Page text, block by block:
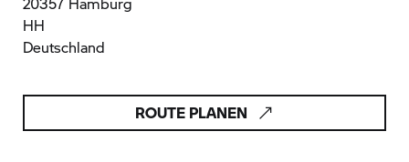
HH
Deutschland
ROUTE PLANEN